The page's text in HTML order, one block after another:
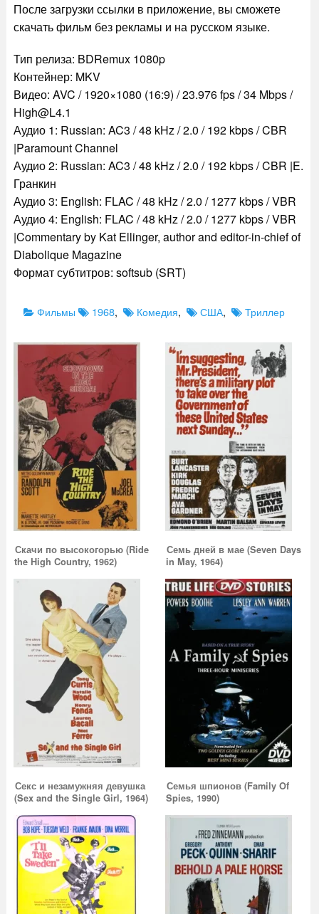
После загрузки ссылки в приложение, вы сможете
скачать фильм без рекламы и на русском языке.
Тип релиза: BDRemux 1080p
Контейнер: MKV
Видео: AVC / 1920×1080 (16:9) / 23.976 fps / 34 Mbps /
High@L4.1
Аудио 1: Russian: AC3 / 48 kHz / 2.0 / 192 kbps / CBR
|Paramount Channel
Аудио 2: Russian: AC3 / 48 kHz / 2.0 / 192 kbps / CBR |E.
Гранкин
Аудио 3: English: FLAC / 48 kHz / 2.0 / 1277 kbps / VBR
Аудио 4: English: FLAC / 48 kHz / 2.0 / 1277 kbps / VBR
|Commentary by Kat Ellinger, author and editor-in-chief of
Diabolique Magazine
Формат субтитров: softsub (SRT)
Categories
ФильмыTags1968, Комедия, США, Триллер
Скачи по высокогорью (Ride
the High Country, 1962)
Семь дней в мае (Seven Days
in May, 1964)
Секс и незамужняя девушка
(Sex and the Single Girl, 1964)
Семья шпионов (Family Of
Spies, 1990)